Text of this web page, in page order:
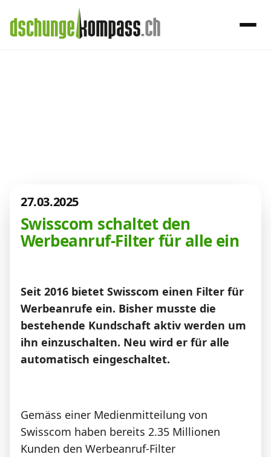
Kombi-Angebote
Aktionen
News
Forum
Über uns
Datenschutz·AGB·Impressum
27.03.2025
Swisscom schaltet den
Werbeanruf-Filter für alle ein
Seit 2016 bietet Swisscom einen Filter für
Werbeanrufe ein. Bisher musste die
bestehende Kundschaft aktiv werden um
ihn einzuschalten. Neu wird er für alle
automatisch eingeschaltet.
Gemäss einer Medienmitteilung von
Swisscom haben bereits 2.35 Millionen
Kunden den Werbeanruf-Filter